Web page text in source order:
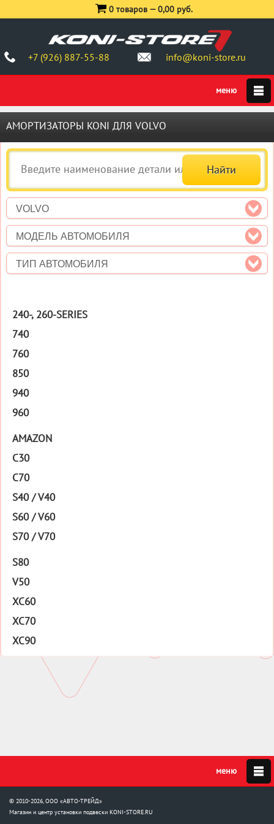
+7 (926) 887-55-88 info@koni-store.ru
0 товаров —0,00 руб.
АМОРТИЗАТОРЫ KONI ДЛЯ VOLVO
VOLVO
МОДЕЛЬ АВТОМОБИЛЯ
ТИП АВТОМОБИЛЯ
240-, 260-SERIES
740
760
850
940
960
AMAZON
C30
C70
S40 / V40
S60 / V60
S70 / V70
S80
V50
XC60
XC70
XC90
© 2010-2026, ООО «АВТО-ТРЕЙД»
Магазин и центр установки подвески KONI-STORE.RU